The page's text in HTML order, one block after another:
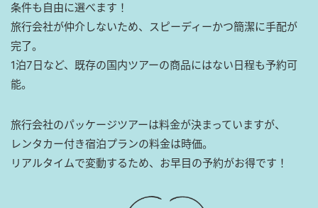
条件も自由に選べます！
旅行会社が仲介しないため、スピーディーかつ簡潔に手配が
完了。
1泊7日など、既存の国内ツアーの商品にはない日程も予約可
能。
旅行会社のパッケージツアーは料金が決まっていますが、
レンタカー付き宿泊プランの料金は時価。
リアルタイムで変動するため、お早目の予約がお得です！